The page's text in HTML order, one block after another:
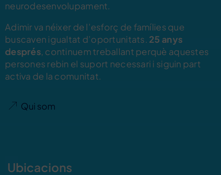
neurodesenvolupament.
Adimir va néixer de l’esforç de famílies que
buscaven igualtat d’oportunitats. 25 anys
després, continuem treballant perquè aquestes
persones rebin el suport necessari i siguin part
activa de la comunitat.
Qui som
Ubicacions